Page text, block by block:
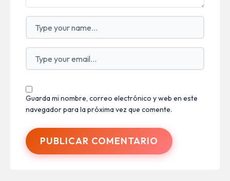
Guarda mi nombre, correo electrónico y web en este
navegador para la próxima vez que comente.
PUBLICAR COMENTARIO